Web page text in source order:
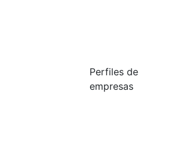
Perfiles de
empresas